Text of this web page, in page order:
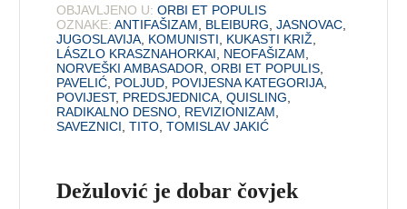
OBJAVLJENO U: ORBI ET POPULIS
OZNAKE: ANTIFAŠIZAM BLEIBURG ,JASNOVAC
JUGOSLAVIJA KOMUNISTI KUKASTI KRIŽ
LÁSZLO KRASZNAHORKAI
NEOFAŠIZAM
NORVEŠKI AMBASADOR ,ORBI ET POPULIS
PAVELIĆ POLJUD POVIJESNA KATEGORIJA
POVIJEST, PREDSJEDNICA ,QUISLING
RADIKALNO DESNO REVIZIONIZAM
SAVEZNICI ,TITO ,TOMISLAV JAKIĆ
Dežulović je dobar čovjek